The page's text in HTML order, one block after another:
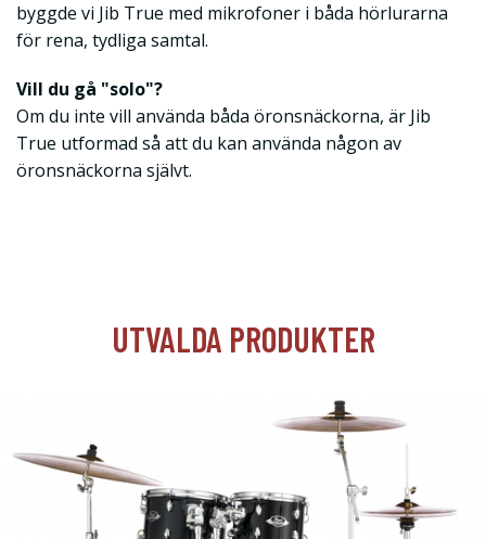
byggde vi Jib True med mikrofoner i båda hörlurarna
för rena, tydliga samtal.
Vill du gå "solo"?
Om du inte vill använda båda öronsnäckorna, är Jib
True utformad så att du kan använda någon av
öronsnäckorna självt.
UTVALDA PRODUKTER